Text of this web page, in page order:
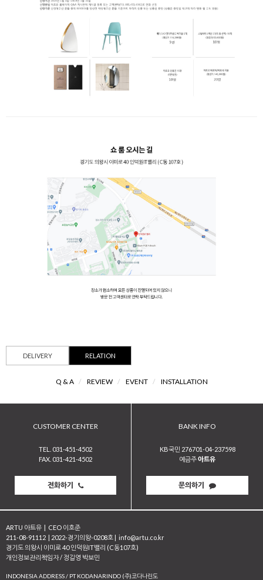
DELIVERY RELATION
Q & A / REVIEW / EVENT / INSTALLATION
CUSTOMER CENTER
TEL. 031-451-4502
FAX. 031-421-4502
전화하기
BANK INFO
KB국민 276701-04-237598
예금주아트유
문의하기
ARTU 아트유 | CEO 이호준
211-08-91112 | 2022-경기의왕-0208호 | info@artu.co.kr
경기도 의왕시 이미로 40 인덕원IT밸리 (C동107호)
개인정보관리책임자 / 정길영 박보민
INDONESIA ADDRESS / PT KODANARINDO (주)코다나린도